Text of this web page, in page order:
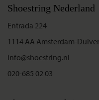
Shoestring Nederland
Entrada 224
1114 AA Amsterdam-
info@shoestring.nl
020-685 02 03